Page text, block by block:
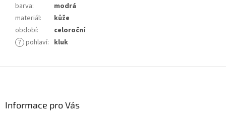
barva:
modrá
materiál:
kůže
období:
celoroční
? pohlaví: kluk
Informace pro Vás